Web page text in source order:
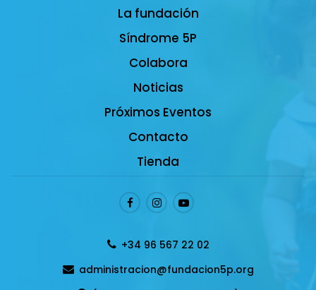
La fundación
Síndrome 5P
Colabora
Noticias
Próximos Eventos
Contacto
Tienda
+34 96 567 22 02
administracion@fundacion5p.org